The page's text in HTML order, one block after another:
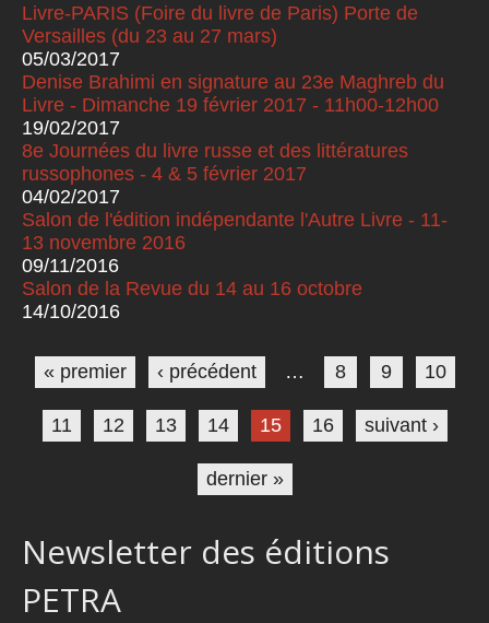
Livre-PARIS (Foire du livre de Paris) Porte de
Versailles (du 23 au 27 mars)
05/03/2017
Denise Brahimi en signature au 23e Maghreb du
Livre - Dimanche 19 février 2017 - 11h00-12h00
19/02/2017
8e Journées du livre russe et des littératures
russophones - 4 & 5 février 2017
04/02/2017
Salon de l'édition indépendante l'Autre Livre - 11-
13 novembre 2016
09/11/2016
Salon de la Revue du 14 au 16 octobre
14/10/2016
Pages
« premier ‹ précédent … 8 9 10
11 12 13 14 15 16 suivant ›
dernier »
Newsletter des éditions
PETRA